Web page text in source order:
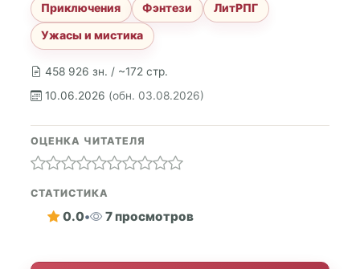
458 926 зн. / ~172 стр.
10.06.2026 (обн. 03.08.2026)
Приключения Фэнтези
ЛитРПГ
Ужасы и мистика
ОЦЕНКА ЧИТАТЕЛЯ
СТАТИСТИКА
0.0• 7 просмотров